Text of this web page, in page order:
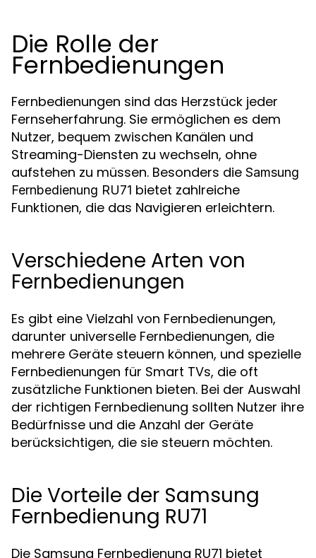
Die Rolle der
Fernbedienungen
Fernbedienungen sind das Herzstück jeder
Fernseherfahrung. Sie ermöglichen es dem
Nutzer, bequem zwischen Kanälen und
Streaming-Diensten zu wechseln, ohne
aufstehen zu müssen. Besonders die Samsung
Fernbedienung RU71 bietet zahlreiche
Funktionen, die das Navigieren erleichtern.
Verschiedene Arten von
Fernbedienungen
Es gibt eine Vielzahl von Fernbedienungen,
darunter universelle Fernbedienungen, die
mehrere Geräte steuern können, und spezielle
Fernbedienungen für Smart TVs, die oft
zusätzliche Funktionen bieten. Bei der Auswahl
der richtigen Fernbedienung sollten Nutzer ihre
Bedürfnisse und die Anzahl der Geräte
berücksichtigen, die sie steuern möchten.
Die Vorteile der Samsung
Fernbedienung RU71
Die Samsung Fernbedienung RU71 bietet